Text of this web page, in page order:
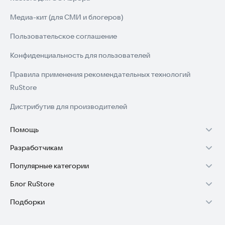
Медиа-кит (для СМИ и блогеров)
Пользовательское соглашение
Конфиденциальность для пользователей
Правила применения рекомендательных технологий
RuStore
Дистрибутив для производителей
Помощь
Установка RuStore на TV
Установка RuStore на телефон
Установка RuStore в машину
Помощь пользователям RuStore
Разработчикам
Зарабатывать с RuStore
Стать разработчиком
Доступ к RuStore Консоль
Популярные категории
Игры для Android
Приложения банков
Блог RuStore
Обзоры игр для Android 2025
Подборки